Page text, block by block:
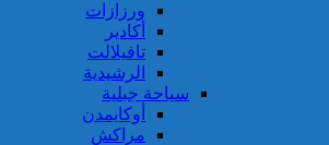
ورزازات
أكادير
تافيلالت
الرشيدية
سياحة جبلية
أوكايمدن
مراكش